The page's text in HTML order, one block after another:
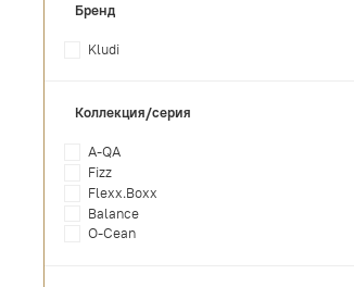
Бренд
Kludi
Коллекция/серия
A-QA
Fizz
Flexx.Boxx
Balance
O-Cean